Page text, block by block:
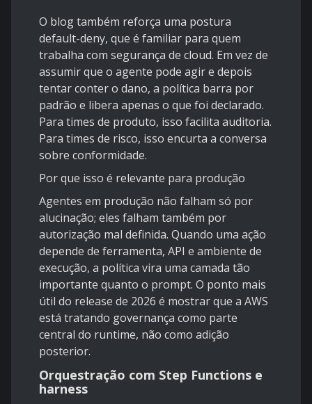
O blog também reforça uma postura
default-deny, que é familiar para quem
trabalha com segurança de cloud. Em vez de
assumir que o agente pode agir e depois
tentar conter o dano, a política barra por
padrão e libera apenas o que foi declarado.
Para times de produto, isso facilita auditoria.
Para times de risco, isso encurta a conversa
sobre conformidade.
Por que isso é relevante para produção
Agentes em produção não falham só por
alucinação; eles falham também por
autorização mal definida. Quando uma ação
depende de ferramenta, API e ambiente de
execução, a política vira uma camada tão
importante quanto o prompt. O ponto mais
útil do release de 2026 é mostrar que a AWS
está tratando governança como parte
central do runtime, não como adição
posterior.
Orquestração com Step Functions e
harness